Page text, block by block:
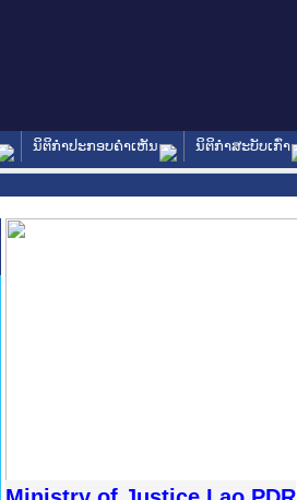
ນິຕິກໍາປະກອບຄໍາເຫັນ ນິຕິກໍາສະບັບເກົ່າ